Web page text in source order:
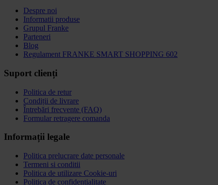
Despre noi
Informatii produse
Grupul Franke
Parteneri
Blog
Regulament FRANKE SMART SHOPPING 602
Suport clienți
Politica de retur
Condiții de livrare
Întrebări frecvente (FAQ)
Formular retragere comanda
Informații legale
Politica prelucrare date personale
Termeni si conditii
Politica de utilizare Cookie-uri
Politica de confidențialitate